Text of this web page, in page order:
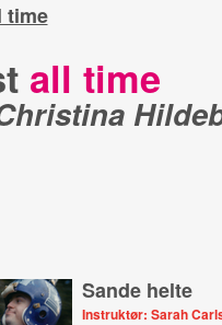
time
all time
Sande helte
Instruktør: Sarah